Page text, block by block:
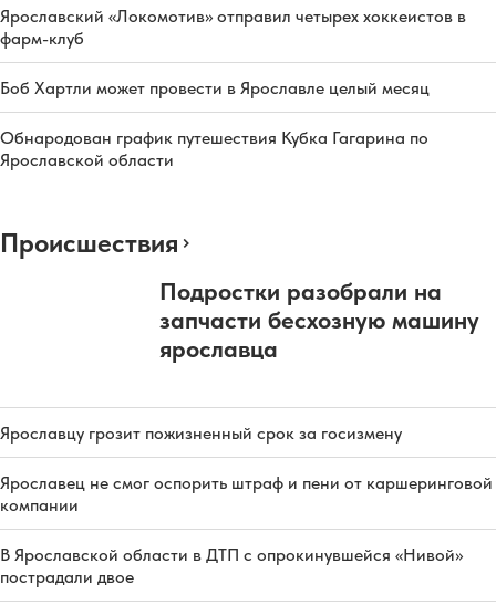
Ярославский «Локомотив» отправил четырех хоккеистов в
фарм-клуб
Боб Хартли может провести в Ярославле целый месяц
Обнародован график путешествия Кубка Гагарина по
Ярославской области
Происшествия
Подростки разобрали на
запчасти бесхозную машину
ярославца
Ярославцу грозит пожизненный срок за госизмену
Ярославец не смог оспорить штраф и пени от каршеринговой
компании
В Ярославской области в ДТП с опрокинувшейся «Нивой»
пострадали двое